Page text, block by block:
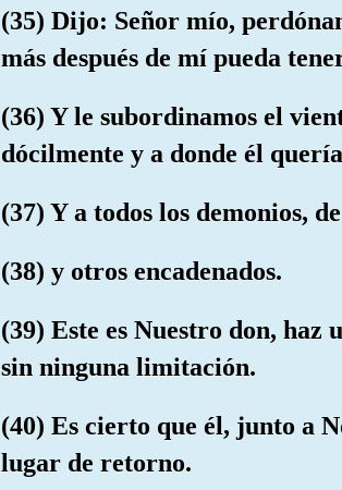
(35) Dijo: Señor mío,
más después de mí pueda
(36) Y le subordinamos el
dócilmente y a donde él
(37) Y a todos los demonios,
(38) y otros encadenados.
(39) Este es Nuestro don, haz
sin ninguna limitación.
(40) Es cierto que él, junto a
lugar de retorno.